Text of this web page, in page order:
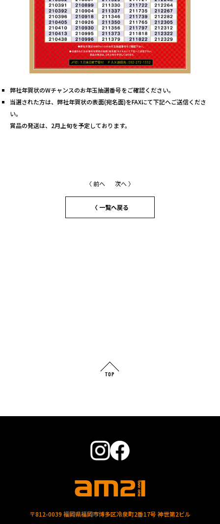
弊社年賀状のWチャンスのお年玉抽選番号をご確認ください。
当選された方は、弊社年賀状の表面(宛名面)をFAXにて下記へご送信くださ
い。
賞品の発送は、2月上旬を予定しております。
〈 前へ 次へ 〉
〈 一覧へ戻る
TOP
〒812-0039 福岡県福岡市博多区冷泉町2番17号 神世第2ビル